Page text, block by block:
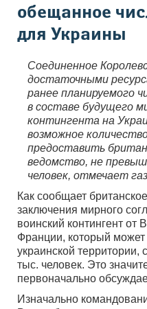
обещанное
для Украины
Соединенное
достаточными
ранее планируемого
в составе будущего
контингента на
возможное
предоставить
ведомство, не
человек, отмечает
Как сообщает
заключения мирного
воинский контингент от
Франции, который может
украинской территории,
тыс. человек. Это
первоначально
Изначально